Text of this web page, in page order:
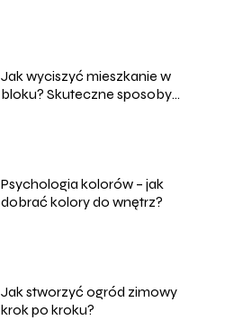
Jak wyciszyć mieszkanie w
bloku? Skuteczne sposoby
Psychologia kolorów – jak
dobrać kolory do wnętrz?
Jak stworzyć ogród zimowy
krok po kroku?